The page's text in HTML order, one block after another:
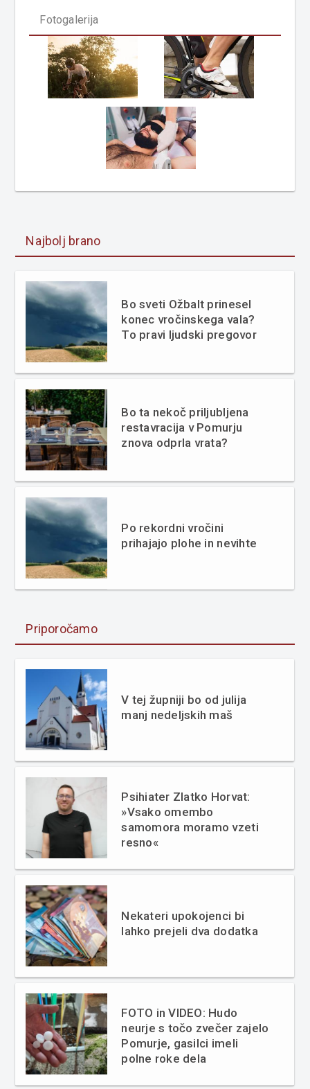
Fotogalerija
Najbolj brano
Bo sveti Ožbalt prinesel
konec vročinskega vala?
To pravi ljudski pregovor
Bo ta nekoč priljubljena
restavracija v Pomurju
znova odprla vrata?
Po rekordni vročini
prihajajo plohe in nevihte
Priporočamo
V tej župniji bo od julija
manj nedeljskih maš
Psihiater Zlatko Horvat:
»Vsako omembo
samomora moramo vzeti
resno«
Nekateri upokojenci bi
lahko prejeli dva dodatka
FOTO in VIDEO: Hudo
neurje s točo zvečer zajelo
Pomurje, gasilci imeli
polne roke dela